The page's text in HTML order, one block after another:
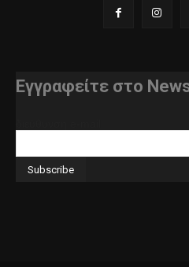
Εγγραφείτε στο